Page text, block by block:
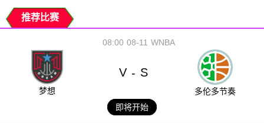
推荐比赛
08-11
08:00 WNBA
梦想
V - S
多伦多节奏
即将开始